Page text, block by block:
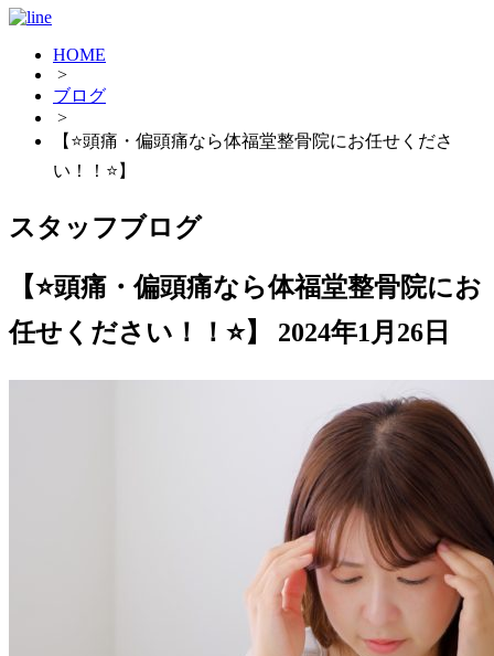
HOME
>
ブログ
>
【⭐️頭痛・偏頭痛なら体福堂整骨院にお任せくださ
い！！⭐️】
スタッフブログ
【⭐️頭痛・偏頭痛なら体福堂整骨院にお
任せください！！⭐️】
2024年1月26日